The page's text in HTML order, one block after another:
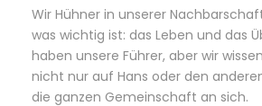
Wir Hühner in unserer
was wichtig ist: das Leben und das
haben unsere Führer, aber wir
nicht nur auf Hans oder den
die ganzen Gemeinschaft an sich.